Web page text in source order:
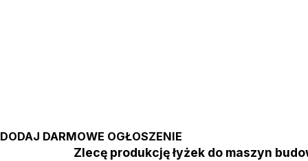
DODAJ DARMOWE OGŁOSZENIE
Zlecę produkcję łyżek do maszyn